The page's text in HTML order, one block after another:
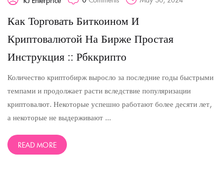
Как Торговать Биткоином И
Криптовалютой На Бирже Простая
Инструкция :: Рбккрипто
Количество криптобирж выросло за последние годы быстрыми
темпами и продолжает расти вследствие популяризации
криптовалют. Некоторые успешно работают более десяти лет,
а некоторые не выдерживают ...
READ MORE